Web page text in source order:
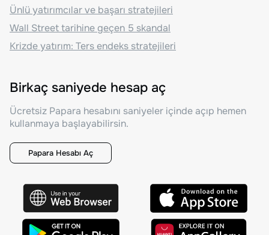
Ünlü yatırımcılar ve başarı stratejileri
Wall Street tarihine geçen 5 skandal
Krizde yatırım: Ters endeks stratejileri
Birkaç saniyede hesap aç
Ücretsiz Papara hesabını saniyeler içinde açıp hemen
kullanmaya başlayabilirsin.
Papara Hesabı Aç